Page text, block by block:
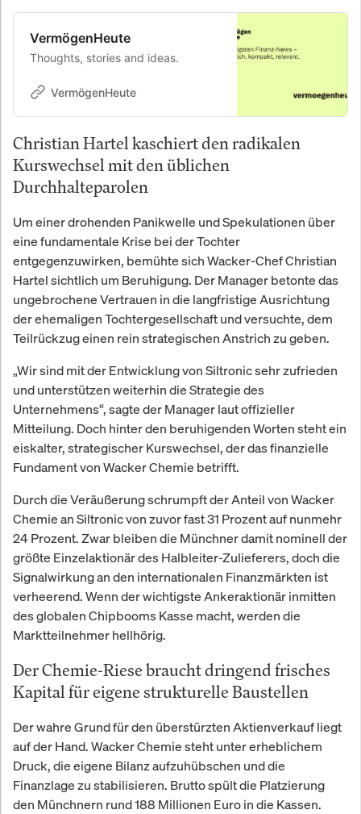
VermögenHeute
Thoughts, stories and ideas.
VermögenHeute
Christian Hartel kaschiert den radikalen
Kurswechsel mit den üblichen
Durchhalteparolen
Um einer drohenden Panikwelle und Spekulationen über
eine fundamentale Krise bei der Tochter
entgegenzuwirken, bemühte sich Wacker-Chef Christian
Hartel sichtlich um Beruhigung. Der Manager betonte das
ungebrochene Vertrauen in die langfristige Ausrichtung
der ehemaligen Tochtergesellschaft und versuchte, dem
Teilrückzug einen rein strategischen Anstrich zu geben.
„Wir sind mit der Entwicklung von Siltronic sehr zufrieden
und unterstützen weiterhin die Strategie des
Unternehmens“, sagte der Manager laut offizieller
Mitteilung. Doch hinter den beruhigenden Worten steht ein
eiskalter, strategischer Kurswechsel, der das finanzielle
Fundament von Wacker Chemie betrifft.
Durch die Veräußerung schrumpft der Anteil von Wacker
Chemie an Siltronic von zuvor fast 31 Prozent auf nunmehr
24 Prozent. Zwar bleiben die Münchner damit nominell der
größte Einzelaktionär des Halbleiter-Zulieferers, doch die
Signalwirkung an den internationalen Finanzmärkten ist
verheerend. Wenn der wichtigste Ankeraktionär inmitten
des globalen Chipbooms Kasse macht, werden die
Marktteilnehmer hellhörig.
Der Chemie-Riese braucht dringend frisches
Kapital für eigene strukturelle Baustellen
Der wahre Grund für den überstürzten Aktienverkauf liegt
auf der Hand. Wacker Chemie steht unter erheblichem
Druck, die eigene Bilanz aufzuhübschen und die
Finanzlage zu stabilisieren. Brutto spült die Platzierung
den Münchnern rund 188 Millionen Euro in die Kassen.